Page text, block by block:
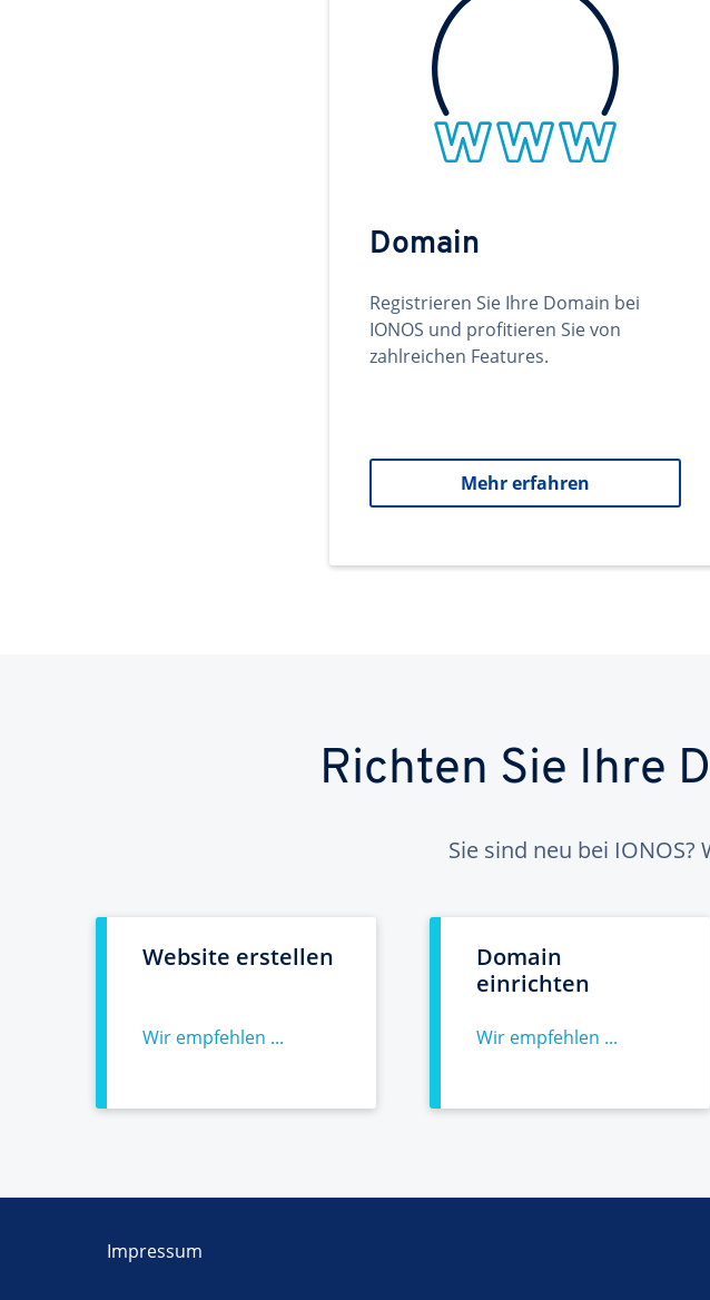
Domain
Registrieren Sie Ihre Domain bei
IONOS und profitieren Sie von
zahlreichen Features.
Mehr erfahren
Richten Sie Ihre
Sie sind neu bei
Website erstellen
Wir empfehlen ...
Domain
einrichten
Wir empfehlen ...
Impressum